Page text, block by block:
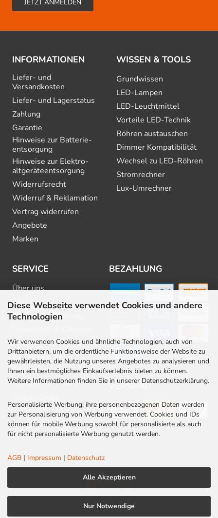
Diese Webseite verwendet Cookies und andere
Technologien
Wir verwenden Cookies und ähnliche Technologien, auch von
Drittanbietern, um die ordentliche Funktionsweise der Website zu
gewährleisten, die Nutzung unseres Angebotes zu analysieren und
Ihnen ein bestmögliches Einkaufserlebnis bieten zu können.
Weitere Informationen finden Sie in unserer Datenschutzerklärung.
Personalisierte Werbung: ihre personenbezogenen Daten werden
zur Personalisierung von Werbung verwendet. Cookies und IDs
können für mobile Werbung sowohl für personalisierte als auch
für nicht personalisierte Werbung genutzt werden.
AGB | Impressum | Datenschutz
Alle Akzeptieren
Nur Notwendige
INFORMATIONEN
Liefer- und
Versandkosten
Liefer- und Lagerstatus
Zahlung
Garantie
Hinweise zur Batterie­
entsorgung
Hinweise zur Elektro­
altgeräte­entsorgung
Widerrufsrecht
Widerruf & Reklamation
Vertrag widerrufen
Angebote
Marken
WISSEN & TOOLS
Grundwissen
LED-Lampen
LED-Leuchtmittel
Vorteile LED-Technik
Röhren austauschen
Dimmer Kompatibilität
Wechsel zu LED-Röhren
Stromrechner
Lux-Umrechner
SERVICE
Über uns
FAQ
Beratung & Planung
Newsletter
Barrierefreiheit
Stellenangebote
Kontakt
BEZAHLUNG
VERSAND
Impressum | Datenschutz